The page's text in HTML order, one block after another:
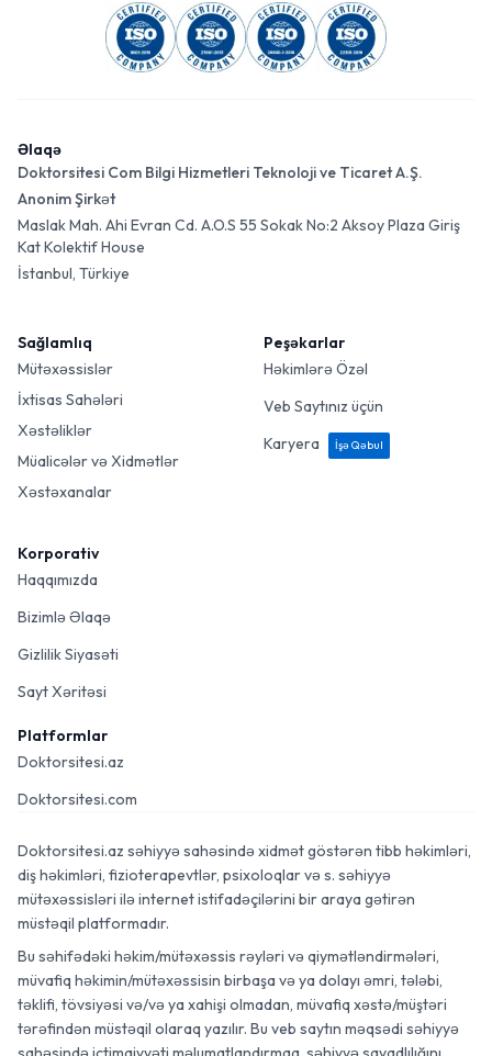
Əlaqə
Doktorsitesi Com Bilgi Hizmetleri Teknoloji ve Ticaret A.Ş.
Anonim Şirkət
Maslak Mah. Ahi Evran Cd. A.O.S 55 Sokak No:2 Aksoy Plaza Giriş
Kat Kolektif House
İstanbul, Türkiye
Sağlamlıq
Mütəxəssislər
İxtisas Sahələri
Xəstəliklər
Müalicələr və Xidmətlər
Xəstəxanalar
Peşəkarlar
Həkimlərə Özəl
Veb Saytınız üçün
Karyera
İşə Qəbul
Korporativ
Haqqımızda
Bizimlə Əlaqə
Gizlilik Siyasəti
Sayt Xəritəsi
Platformlar
Doktorsitesi.az
Doktorsitesi.com
Doktorsitesi.az səhiyyə sahəsində xidmət göstərən tibb həkimləri,
diş həkimləri, fizioterapevtlər, psixoloqlar və s. səhiyyə
mütəxəssisləri ilə internet istifadəçilərini bir araya gətirən
müstəqil platformadır.
Bu səhifədəki həkim/mütəxəssis rəyləri və qiymətləndirmələri,
müvafiq həkimin/mütəxəssisin birbaşa və ya dolayı əmri, tələbi,
təklifi, tövsiyəsi və/və ya xahişi olmadan, müvafiq xəstə/müştəri
tərəfindən müstəqil olaraq yazılır. Bu veb saytın məqsədi səhiyyə